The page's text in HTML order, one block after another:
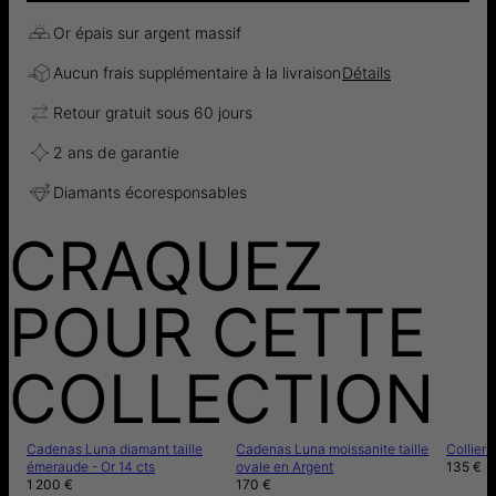
Or épais sur argent massif
Aucun frais supplémentaire à la livraisonDétails
Retour gratuit sous 60 jours
2 ans de garantie
Diamants écoresponsables
CRAQUEZ
POUR CETTE
COLLECTION
Cadenas Luna diamant taille
émeraude - Or 14 cts
1 200 €
Cadenas Luna moissanite taille
ovale en Argent
170 €
Collier
135 €